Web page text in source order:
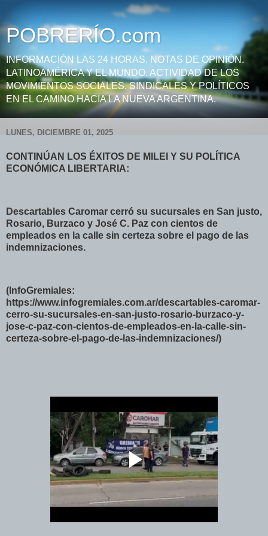
POBRERÍO.com
INFORMACIÓN LAS 24 HORAS. NOTAS DE OPINIÓN.
LATINOAMÉRICA Y EL MUNDO. ACTIVIDAD DE LOS
MOVIMIENTOS SOCIALES, SINDICALES Y POLÍTICOS
EN EL CAMINO HACIA LA NUEVA ARGENTINA.
LUNES, DICIEMBRE 01, 2025
CONTINÚAN LOS ÉXITOS DE MILEI Y SU POLÍTICA
ECONÓMICA LIBERTARIA:
Descartables Caromar cerró su sucursales en San justo,
Rosario, Burzaco y José C. Paz con cientos de
empleados en la calle sin certeza sobre el pago de las
indemnizaciones.
(InfoGremiales:
https://www.infogremiales.com.ar/descartables-caromar-
cerro-su-sucursales-en-san-justo-rosario-burzaco-y-
jose-c-paz-con-cientos-de-empleados-en-la-calle-sin-
certeza-sobre-el-pago-de-las-indemnizaciones/)